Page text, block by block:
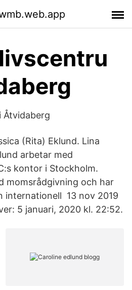
Åtvidaberg
(Rita) Eklund. Lina
arbetar med
kontor i Stockholm.
momsrådgivning och har
internationell 13 nov 2019
5 januari, 2020 kl. 22:52.